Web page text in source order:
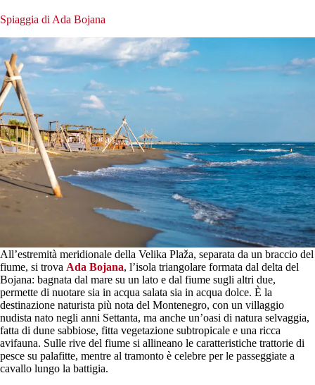
Spiaggia di Ada Bojana
All’estremità meridionale della Velika Plaža, separata da un braccio del
fiume, si trova Ada Bojana, l’isola triangolare formata dal delta del
Bojana: bagnata dal mare su un lato e dal fiume sugli altri due,
permette di nuotare sia in acqua salata sia in acqua dolce. È la
destinazione naturista più nota del Montenegro, con un villaggio
nudista nato negli anni Settanta, ma anche un’oasi di natura selvaggia,
fatta di dune sabbiose, fitta vegetazione subtropicale e una ricca
avifauna. Sulle rive del fiume si allineano le caratteristiche trattorie di
pesce su palafitte, mentre al tramonto è celebre per le passeggiate a
cavallo lungo la battigia.